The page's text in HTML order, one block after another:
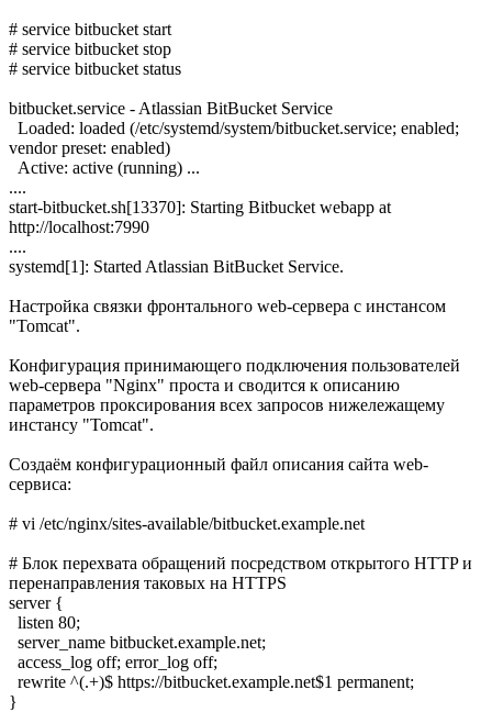
# service bitbucket start
# service bitbucket stop
# service bitbucket status
bitbucket.service - Atlassian BitBucket Service
Loaded: loaded (/etc/systemd/system/bitbucket.service; enabled;
vendor preset: enabled)
Active: active (running) ...
....
start-bitbucket.sh[13370]: Starting Bitbucket webapp at
http://localhost:7990
....
systemd[1]: Started Atlassian BitBucket Service.
Настройка связки фронтального web-сервера с инстансом
"Tomcat".
Конфигурация принимающего подключения пользователей
web-сервера "Nginx" проста и сводится к описанию
параметров проксирования всех запросов нижележащему
инстансу "Tomcat".
Создаём конфигурационный файл описания сайта web-
сервиса:
# vi /etc/nginx/sites-available/bitbucket.example.net
# Блок перехвата обращений посредством открытого HTTP и
перенаправления таковых на HTTPS
server {
listen 80;
server_name bitbucket.example.net;
access_log off; error_log off;
rewrite ^(.+)$ https://bitbucket.example.net$1 permanent;
}